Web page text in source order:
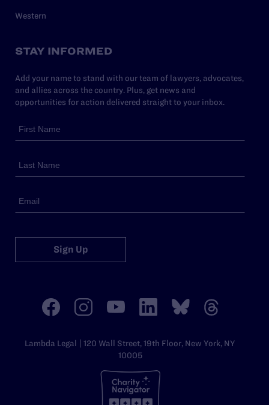
Western
STAY INFORMED
Add your name to stand with our team of lawyers, advocates,
and allies across the country. Plus, get news and
opportunities for action delivered straight to your inbox.
Sign Up
Lambda Legal | 120 Wall Street, 19th Floor, New York, NY
10005